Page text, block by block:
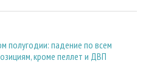
полугодии: падение по всем
кроме пеллет и ДВП